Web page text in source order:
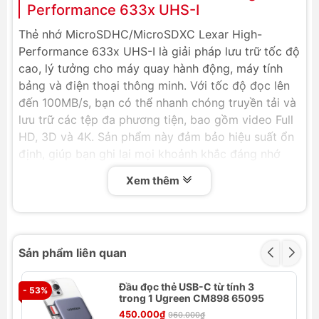
Performance 633x UHS-I
Thẻ nhớ MicroSDHC/MicroSDXC Lexar High-
Performance 633x UHS-I là giải pháp lưu trữ tốc độ
cao, lý tưởng cho máy quay hành động, máy tính
bảng và điện thoại thông minh. Với tốc độ đọc lên
đến 100MB/s, bạn có thể nhanh chóng truyền tải và
lưu trữ các tệp đa phương tiện, bao gồm video Full
HD, 3D và 4K. Sản phẩm này đảm bảo hiệu suất ổn
định, giúp bạn ghi lại mọi khoảnh khắc đáng nhớ
một cách mượt mà và không lo bị gián đoạn.
Thông số kỹ thuật
32GB – Class 10, U1, V10, A1
64GB – Class 10, U3, V30, A1
128GB – Class 10, U3, V30, A1
256GB – Class 10, U3, V30, A1
Xem thêm
Sản phẩm liên quan
- 53%
Đầu đọc thẻ USB-C từ tính 3
trong 1 Ugreen CM898 65095
450.000₫ 960.000₫